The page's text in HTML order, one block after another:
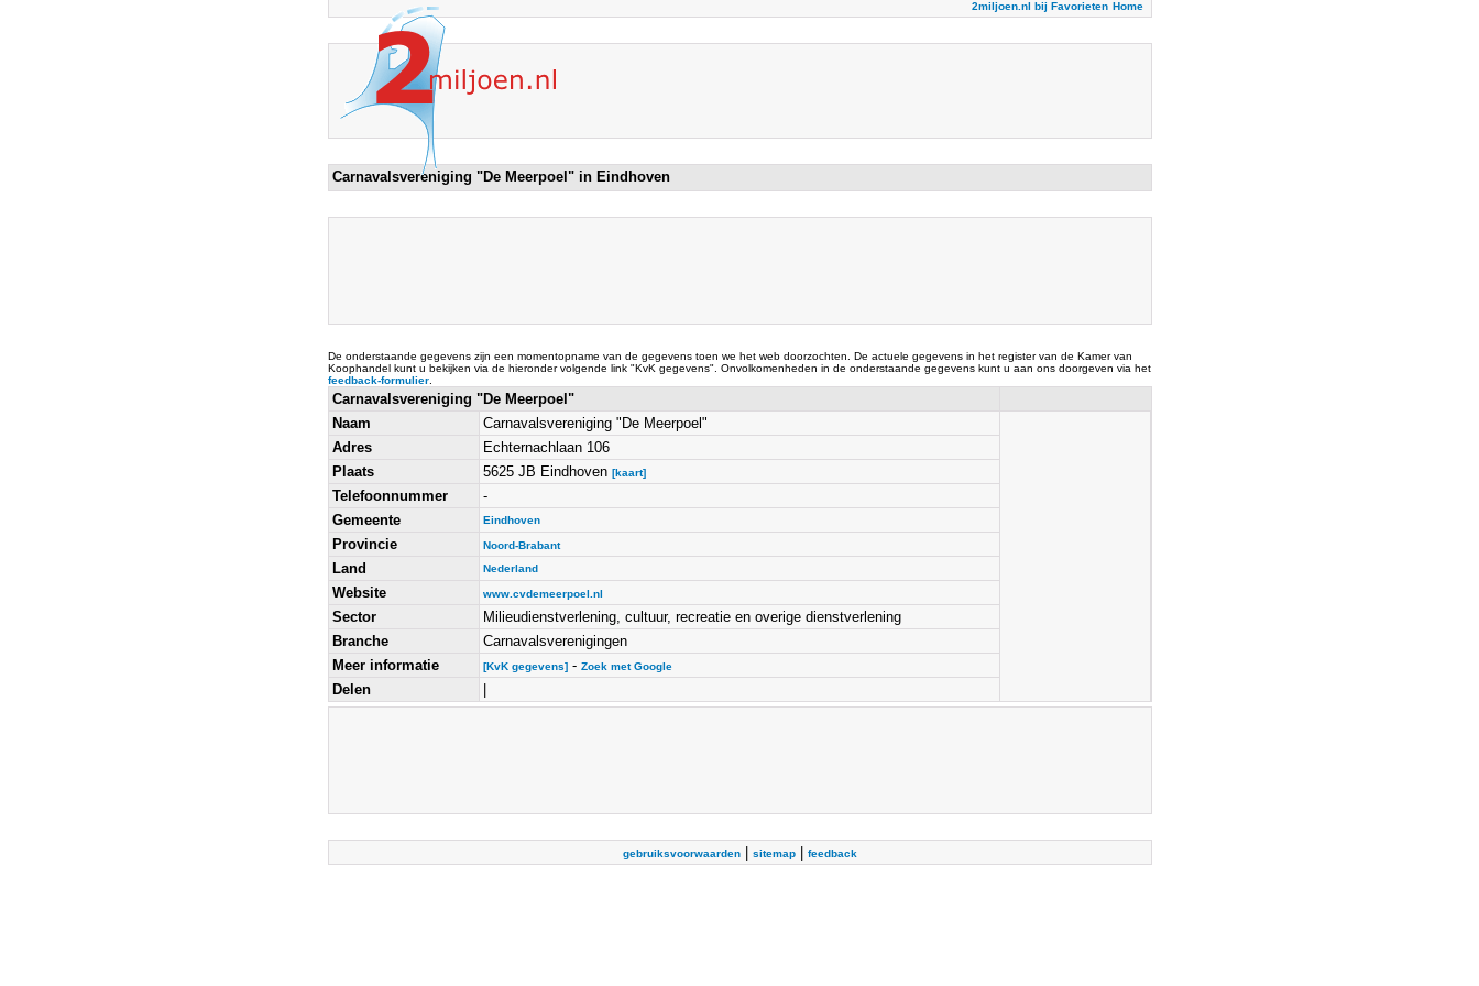
2miljoen.nl bij Favorieten Home
Carnavalsvereniging "De Meerpoel" in Eindhoven
De onderstaande gegevens zijn een momentopname van de gegevens toen we het web doorzochten. De actuele gegevens in het register van de Kamer van
Koophandel kunt u bekijken via de hieronder volgende link "KvK gegevens". Onvolkomenheden in de onderstaande gegevens kunt u aan ons doorgeven via het
feedback-formulier.
Carnavalsvereniging "De Meerpoel"
Naam
Carnavalsvereniging "De Meerpoel"
Adres
Echternachlaan 106
Plaats
5625 JB Eindhoven [kaart]
Telefoonnummer
-
Gemeente
Eindhoven
Provincie Noord-Brabant
Land Nederland
Website www.cvdemeerpoel.nl
Sector
Milieudienstverlening, cultuur, recreatie en overige dienstverlening
Branche
Carnavalsverenigingen
Meer informatie
[KvK gegevens]- Zoek met Google
Delen
gebruiksvoorwaarden| sitemap| feedback